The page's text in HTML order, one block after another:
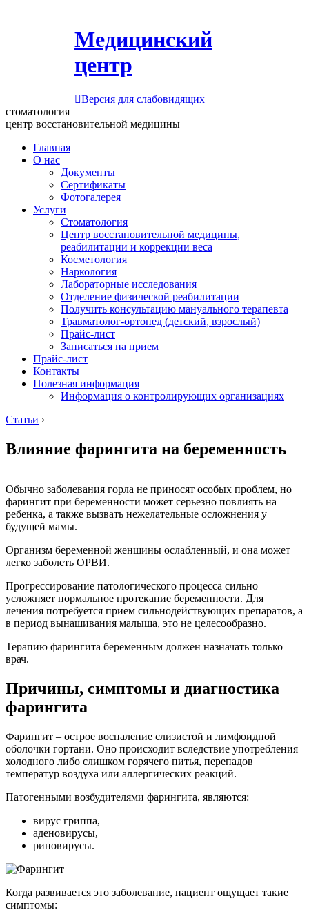
Медицинский
центр
Версия для слабовидящих
стоматология
центр восстановительной медицины
Главная
О нас
Документы
Сертификаты
Фотогалерея
Услуги
Стоматология
Центр восстановительной медицины,
реабилитации и коррекции веса
Косметология
Наркология
Лабораторные исследования
Отделение физической реабилитации
Получить консультацию мануального терапевта
Травматолог-ортопед (детский, взрослый)
Прайс-лист
Записаться на прием
Прайс-лист
Контакты
Полезная информация
Информация о контролирующих организациях
Статьи ›
Влияние фарингита на беременность
Обычно заболевания горла не приносят особых проблем, но
фарингит при беременности может серьезно повлиять на
ребенка, а также вызвать нежелательные осложнения у
будущей мамы.
Организм беременной женщины ослабленный, и она может
легко заболеть ОРВИ.
Прогрессирование патологического процесса сильно
усложняет нормальное протекание беременности. Для
лечения потребуется прием сильнодействующих препаратов, а
в период вынашивания малыша, это не целесообразно.
Терапию фарингита беременным должен назначать только
врач.
Причины, симптомы и диагностика
фарингита
Фарингит – острое воспаление слизистой и лимфоидной
оболочки гортани. Оно происходит вследствие употребления
холодного либо слишком горячего питья, перепадов
температур воздуха или аллергических реакций.
Патогенными возбудителями фарингита, являются:
вирус гриппа,
аденовирусы,
риновирусы.
Когда развивается это заболевание, пациент ощущает такие
симптомы: